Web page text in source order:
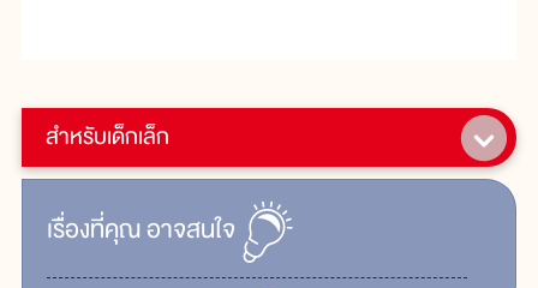
สำหรับเด็กเล็ก
เรื่ิองที่คุณอาจสนใจ